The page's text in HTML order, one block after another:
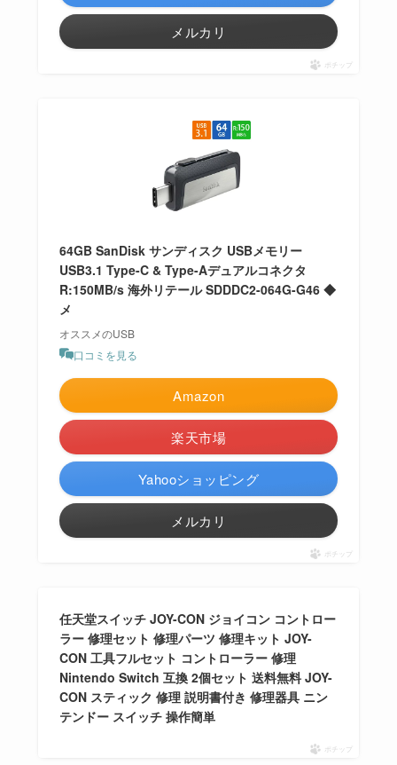
メルカリ
ポチップ
64GB SanDisk サンディスク USBメモリー
USB3.1 Type-C & Type-Aデュアルコネクタ
R:150MB/s 海外リテール SDDDC2-064G-G46 ◆
メ
オススメのUSB
口コミを見る
Amazon
楽天市場
Yahooショッピング
メルカリ
ポチップ
任天堂スイッチ JOY-CON ジョイコン コントロー
ラー 修理セット 修理パーツ 修理キット JOY-
CON 工具フルセット コントローラー 修理
Nintendo Switch 互換 2個セット 送料無料 JOY-
CON スティック 修理 説明書付き 修理器具 ニン
テンドー スイッチ 操作簡単
ポチップ